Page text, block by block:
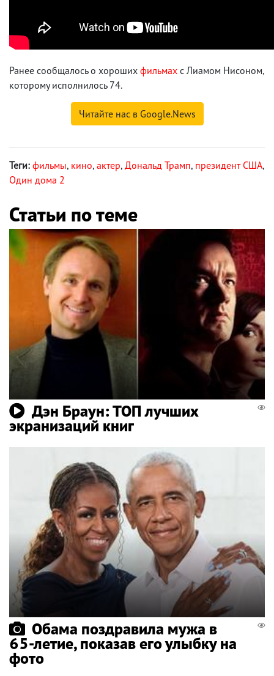
Ранее сообщалось о хороших фильмах с Лиамом Нисоном,
которому исполнилось 74.
Читайте нас в Google.News
Теги: фильмы, кино, актер, Дональд Трамп, президент США,
Один дома 2
Статьи по теме
Дэн Браун: ТОП лучших
экранизаций книг
Обама поздравила мужа в
65-летие, показав его улыбку на
фото